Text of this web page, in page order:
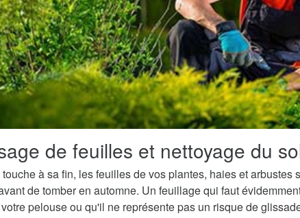
de feuilles et nettoyage du
à sa fin, les feuilles de vos plantes, haies et arbustes
de tomber en automne. Un feuillage qui faut
pelouse ou qu'il ne représente pas un risque de